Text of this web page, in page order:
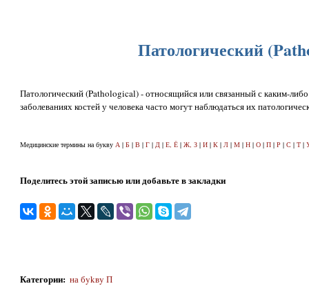
Патологический
Патологический (Pathological) - относящийся или связанный с каким-
заболеваниях костей у человека часто могут наблюдаться их
Медицинские термины на букву А | Б | В | Г | Д | Е, Ё | Ж, З | И | К | Л | М | Н | О | П | Р | С | Т |
Поделитесь этой записью или добавьте в закладки
Категории: на бykвy П